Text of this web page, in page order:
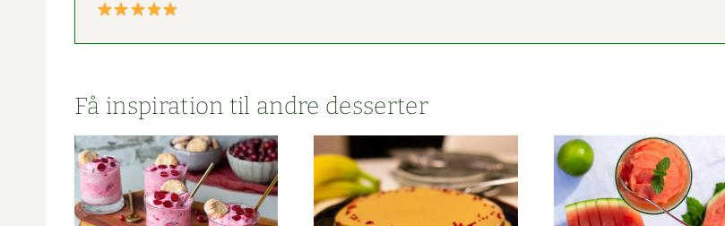
Få inspi­ra­tion til andre desserter